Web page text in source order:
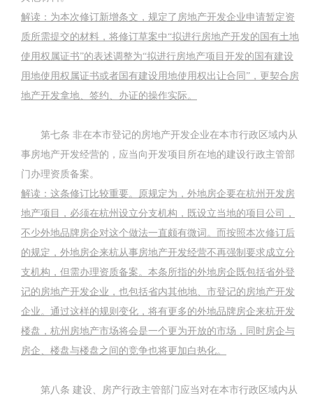
解读：为本次修订新增条文，规定了房地产开发企业申请暂定资
质所需提交的材料，将修订草案中 “拟进行房地产开发的国有土地
使用权属证书”的表述调整为“拟进行房地产项目开发的国有建设
用地使用权属证书或者国有建设用地使用权出让合同 ” ，更契合房
地产开发拿地、签约、办证的操作实际。
第七条 非在本市登记的房地产开发企业在本市行政区域内从
事房地产开发经营的，应当向开发项目所在地的建设行政主管部
门办理资质备案。
解读：这条修订比较重要。原规定为，外地房企要在杭州开发房
地产项目，必须在杭州设立分支机构，既设立当地的项目公司，
不少外地品牌房企对这个做法一直颇有微词。而按照本次修订后
的规定，外地房企来杭从事房地产开发经营不再强制要求成立分
支机构，但需办理资质备案。本条所指的外地房企既包括省外登
记的房地产开发企业，也包括省内其他地、市登记的房地产开发
企业。通过这样的规则变化，将有更多的外地品牌房企来杭开发
楼盘，杭州房地产市场将会是一个更为开放的市场，同时房企与
房企、楼盘与楼盘之间的竞争也将更加白热化。
第八条 建设、房产行政主管部门应当对在本市行政区域内从